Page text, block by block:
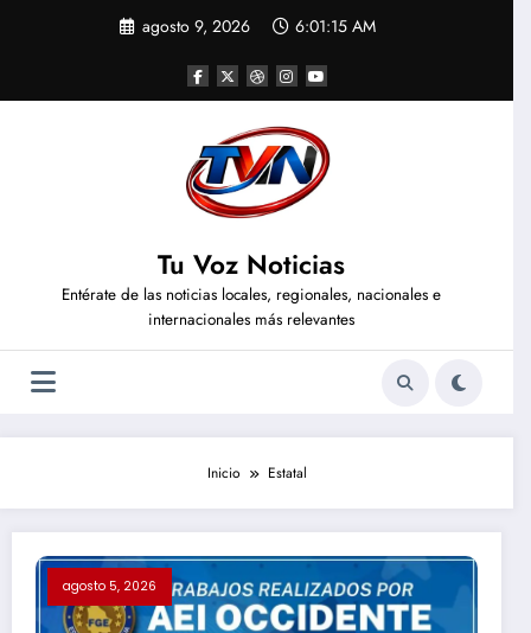
agosto 9, 2026 6:01:16 AM
Tu Voz Noticias
Entérate de las noticias locales, regionales, nacionales e
internacionales más relevantes
Inicio Estatal
agosto 5, 2026